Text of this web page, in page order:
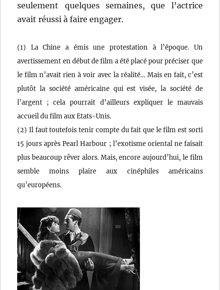
seulement quelques semaines, que l’actrice
avait réussi à faire engager.
(1) La Chine a émis une protestation à l’époque. Un
avertissement en début de film a été placé pour préciser que
le film n’avait rien à voir avec la réalité… Mais en fait, c’est
plutôt la société américaine qui est visée, la société de
l’argent ; cela pourrait d’ailleurs expliquer le mauvais
accueil du film aux Etats-Unis.
(2) Il faut toutefois tenir compte du fait que le film est sorti
15 jours après Pearl Harbour ; l’exotisme oriental ne faisait
plus beaucoup rêver alors. Mais, encore aujourd’hui, le film
semble moins plaire aux cinéphiles américains
qu’européens.